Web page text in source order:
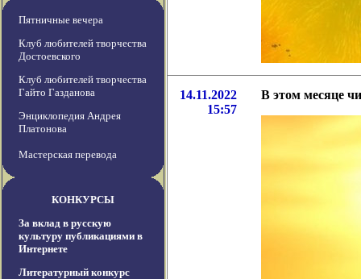
Пятничные вечера
Клуб любителей творчества
Достоевского
Клуб любителей творчества
Гайто Газданова
Энциклопедия Андрея
Платонова
Мастерская перевода
КОНКУРСЫ
За вклад в русскую
культуру публикациями в
Интернете
Литературный конкурс
14.11.2022
15:57
В этом месяце